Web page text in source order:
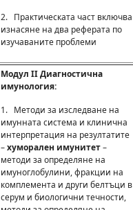
2. Практическата част включва
изнасяне на два реферата по
изучаваните проблеми
Модул II Диагностична
имунология:
1. Методи за изследване на
имунната система и клинична
интерпретация на резултатите
–хуморален имунитет–
методи за определяне на
имуноглобулини, фракции на
комплемента и други белтъци в
серум и биологични течности,